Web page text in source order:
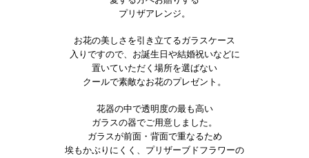
プリザアレンジ。
お花の美しさを引き立てるガラスケース
入りですので、お誕生日や結婚祝いなどに
置いていただく場所を選ばない
クールで素敵なお花のプレゼント。
花器の中で透明度の最も高い
ガラスの器でご用意しました。
ガラスが前面・背面で重なるため
埃もかぶりにくく、プリザーブドフラワーの